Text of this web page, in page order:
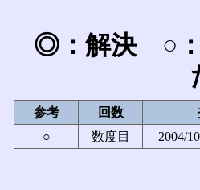
◎：解決 ○：
参考 回数
○
数度目 2004/